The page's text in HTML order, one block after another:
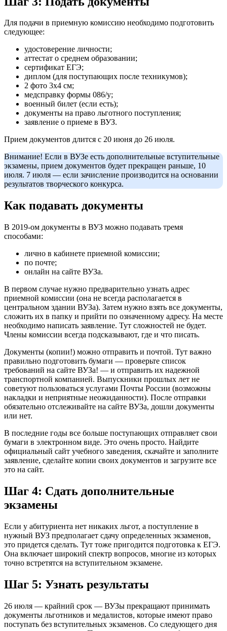
Для подачи в приемную комиссию необходимо подготовить
следующее:
удостоверение личности;
аттестат о среднем образовании;
сертификат ЕГЭ;
диплом (для поступающих после техникумов);
2 фото 3х4 см;
медсправку формы 086/у;
военный билет (если есть);
документы на право льготного поступления;
заявление о приеме в ВУЗ.
Прием документов длится с 20 июня до 26 июля.
Внимание! Если в ВУЗе есть дополнительные вступительные
экзамены, прием документов будет прекращен раньше, 10
июля. 7 июля — если зачисление производится на основании
результатов творческого конкурса.
Как подавать документы
В 2019-ом документы в ВУЗ можно подавать тремя
способами:
лично в кабинете приемной комиссии;
по почте;
онлайн на сайте ВУЗа.
В первом случае нужно предварительно узнать адрес
приемной комиссии (она не всегда располагается в
центральном здании ВУЗа). Затем нужно взять все документы,
сложить их в папку и прийти по означенному адресу. На месте
необходимо написать заявление. Тут сложностей не будет.
Члены комиссии всегда подсказывают, где и что писать.
Документы (копии!) можно отправить и почтой. Тут важно
правильно подготовить бумаги — проверьте список
требований на сайте ВУЗа! — и отправить их надежной
транспортной компанией. Выпускники прошлых лет не
советуют пользоваться услугами Почты России (возможны
накладки и неприятные неожиданности). После отправки
обязательно отслеживайте на сайте ВУЗа, дошли документы
или нет.
В последние годы все больше поступающих отправляет свои
бумаги в электронном виде. Это очень просто. Найдите
официальный сайт учебного заведения, скачайте и заполните
заявление, сделайте копии своих документов и загрузите все
это на сайт.
Шаг 4: Сдать дополнительные
экзамены
Если у абитуриента нет никаких льгот, а поступление в
нужный ВУЗ предполагает сдачу определенных экзаменов,
это придется сделать. Тут тоже пригодится подготовка к ЕГЭ.
Она включает широкий спектр вопросов, многие из которых
точно встретятся на вступительном экзамене.
Шаг 5: Узнать результаты
26 июля — крайний срок — ВУЗы прекращают принимать
документы льготников и медалистов, которые имеют право
поступать без вступительных экзаменов. Со следующего дня